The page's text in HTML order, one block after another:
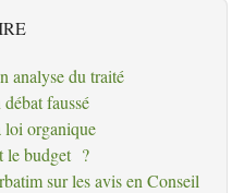
analyse du traité
débat faussé
loi organique
le budget ?
sur les avis en Conseil